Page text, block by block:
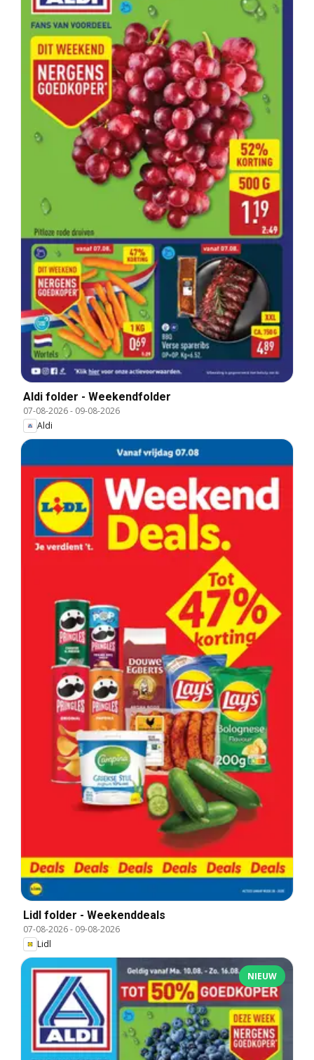
Aldi folder - Weekendfolder
07-08-2026- 09-08-2026
Aldi
Lidl folder - Weekenddeals
07-08-2026- 09-08-2026
Lidl
NIEUW